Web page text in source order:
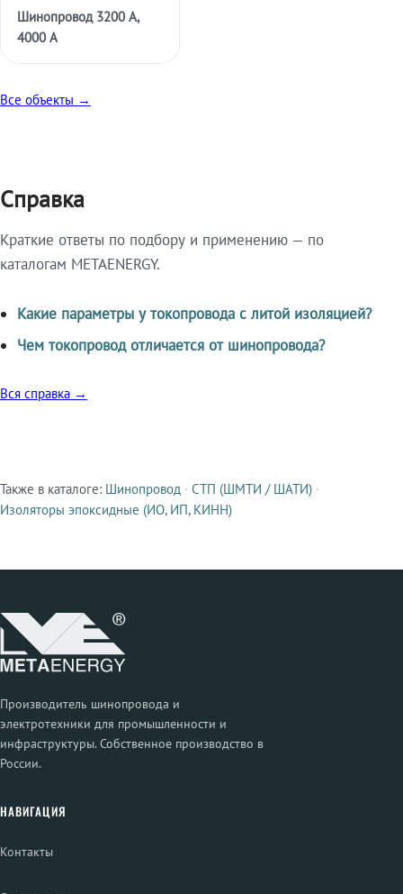
Шинопровод 3200 А,
4000 А
Все объекты →
Справка
Краткие ответы по подбору и применению — по
каталогам METAENERGY.
Какие параметры у токопровода с литой изоляцией?
Чем токопровод отличается от шинопровода?
Вся справка →
Смежные продукты
Также в каталоге: Шинопровод · СТП (ШМТИ / ШАТИ) ·
Изоляторы эпоксидные (ИО, ИП, КИНН)
Производитель шинопровода и
электротехники для промышленности и
инфраструктуры. Собственное производство в
России.
НАВИГАЦИЯ
Контакты